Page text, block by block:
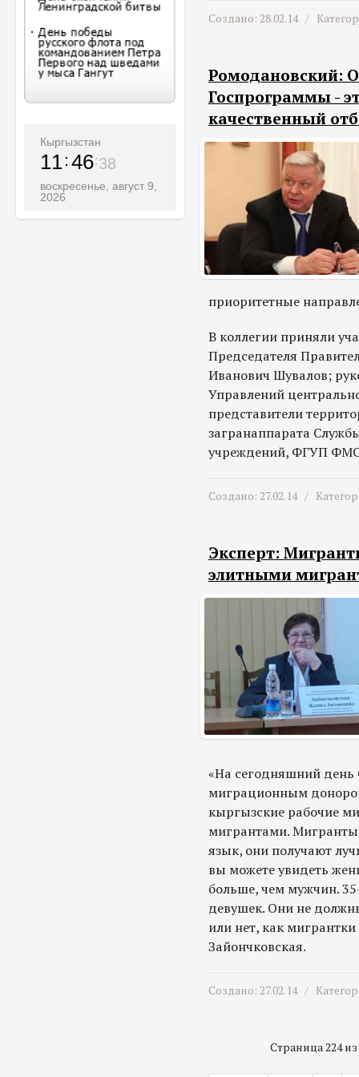
Кыргызстан
11 46 40
воскресенье, август 9,
2026
Создано: 28.02.14 /
Ромодановский:
Госпрограммы -
качественный
приоритетные
В коллегии приняли
Председателя
Иванович Шувалов;
Управлений
представители
загранаппарата
учреждений, ФГУП
Создано: 27.02.14 /
Эксперт:
элитными
«На сегодняшний день
миграционным
кыргызские рабочие
мигрантами.
язык, они получают
вы можете увидеть
больше, чем мужчин.
девушек. Они не
или нет, как
Зайончковская.
Создано: 27.02.14 /
Страница 224 из